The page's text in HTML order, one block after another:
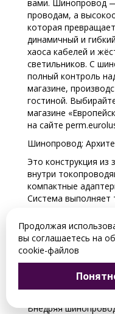
вами. Шинопровод
проводам, а
которая
динамичный и
хаоса кабелей и
светильников. С
полный контроль
магазине,
гостиной.
магазине
на сайте
Шинопровод:
Это конструкция из
внутри
компактные
Система выполняет
Питание:
надежное
Несущая
крепления и
приборов.
Структурный
ритм
Внедряя
Продолжая
вы соглашаетесь на
cookie-файлов